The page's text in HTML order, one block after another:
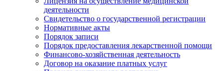
деятельности
Свидетельство о государственной регистрации
Нормативные акты
Порядок записи
Порядок предоставления лекарственной помощи
Финансово-хозяйственная деятельность
Договор на оказание платных услуг